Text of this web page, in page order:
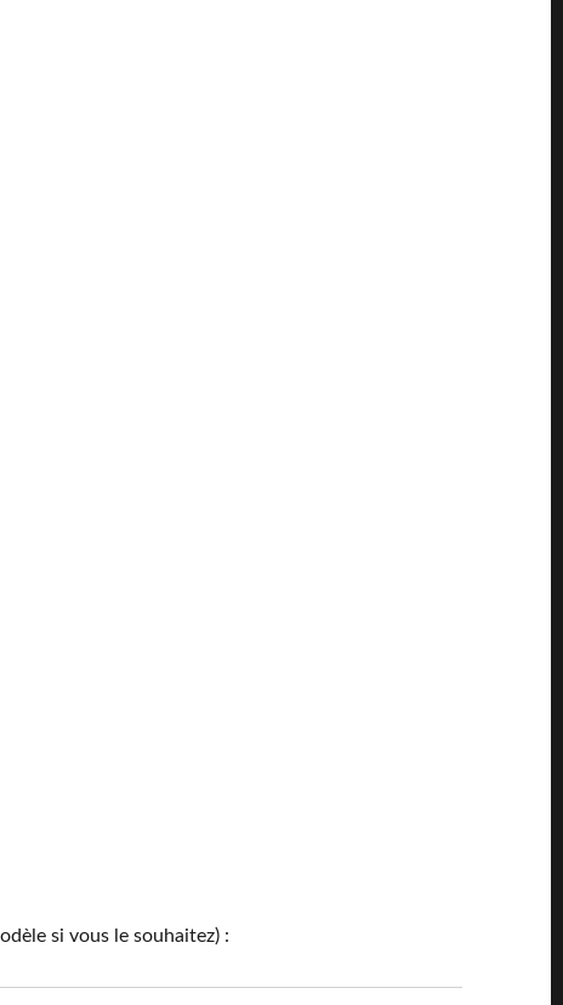
si vous le souhaitez) :